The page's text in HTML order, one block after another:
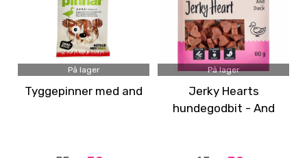
På lager
Tyggepinner med and
På lager
Jerky Hearts
hundegodbit - And